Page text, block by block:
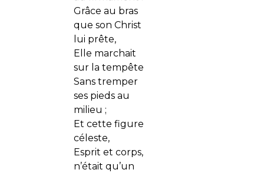
Grâce au bras
que son Christ
lui prête,
Elle marchait
sur la tempête
Sans tremper
ses pieds au
milieu ;
Et cette figure
céleste,
Esprit et corps,
n’était qu’un